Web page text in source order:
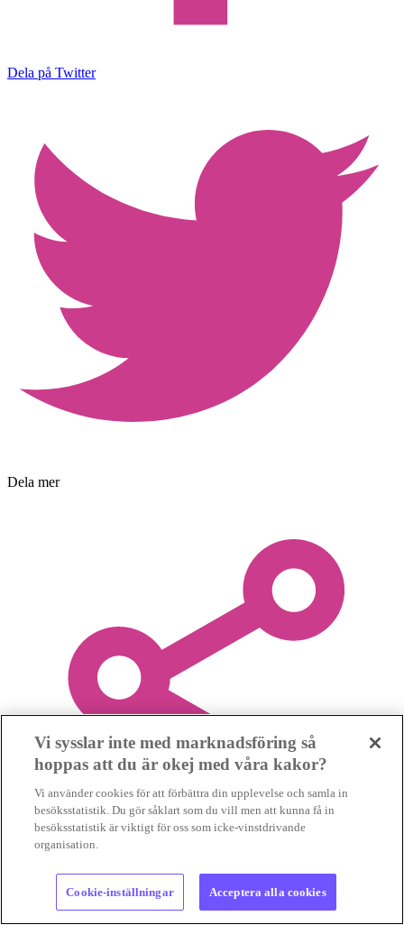
Dela på Twitter
Dela mer
Dela i WhatsApp
Vi sysslar inte med marknadsföring så
hoppas att du är okej med våra kakor?
Vi använder cookies för att förbättra din upplevelse och samla in
besöksstatistik. Du gör såklart som du vill men att kunna få in
besöksstatistik är viktigt för oss som icke-vinstdrivande
organisation.
Cookie-inställningar Acceptera alla cookies